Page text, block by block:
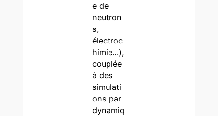
e de
neutron
s,
électroc
himie…),
couplée
à des
simulati
ons par
dynamiq